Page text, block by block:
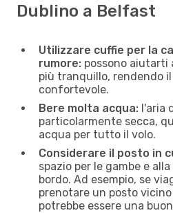
Dublino a Belfast
Utilizzare cuffie per la
rumore: possono aiutarti
più tranquillo, rendendo
confortevole.
Bere molta acqua: l'aria
particolarmente secca,
acqua per tutto il volo.
Considerare il posto in
spazio per le gambe e
bordo. Ad esempio, se
prenotare un posto
potrebbe essere una